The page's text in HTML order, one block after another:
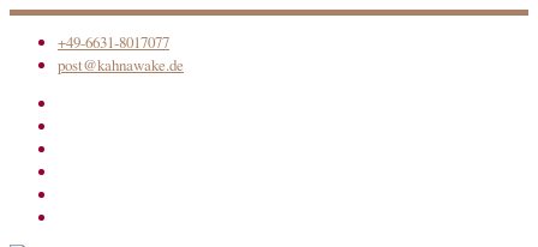
Zum
Inhalt
springen
+49-6631-8017077
post@kahnawake.de